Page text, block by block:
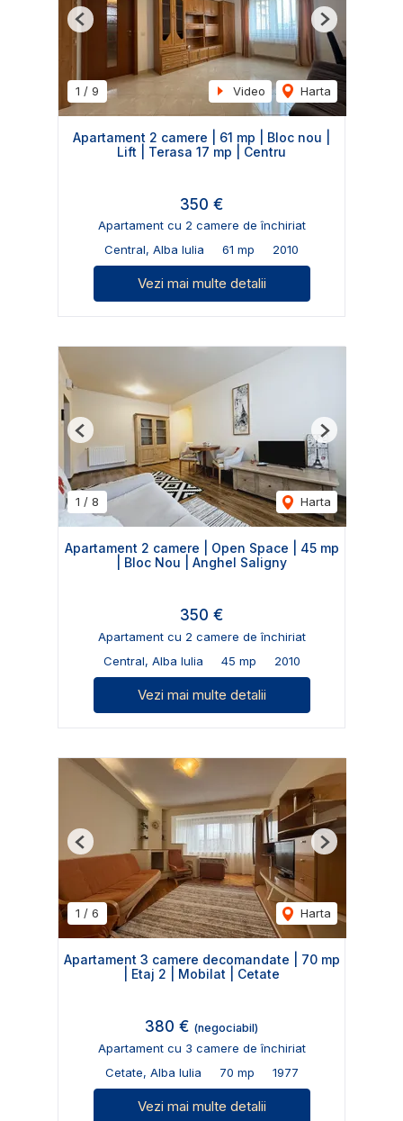
1 / 9 Video Harta
Previous Next
Apartament 2 camere | 61 mp | Bloc nou |
Lift | Terasa 17 mp | Centru
350 €
Apartament cu 2 camere de închiriat
Central, Alba Iulia
61 mp 2010
Vezi mai multe detalii
1 / 8 Harta
Previous Next
Apartament 2 camere | Open Space | 45 mp
| Bloc Nou | Anghel Saligny
350 €
Apartament cu 2 camere de închiriat
Central, Alba Iulia
45 mp 2010
Vezi mai multe detalii
1 / 6 Harta
Previous Next
Apartament 3 camere decomandate | 70 mp
| Etaj 2 | Mobilat | Cetate
380 € (negociabil)
Apartament cu 3 camere de închiriat
Cetate, Alba Iulia
70 mp 1977
Vezi mai multe detalii